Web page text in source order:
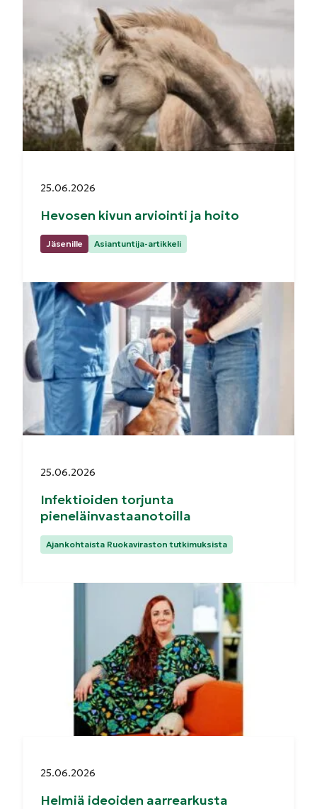
Hevosen kivun arviointi ja hoito
Julkaistu:
25.06.2026
Jäsenille
Kategoriat:Asiantuntija-artikkeli
Infektioiden torjunta
pieneläinvastaanotoilla
Julkaistu:
25.06.2026
Kategoriat:
Ajankohtaista Ruokaviraston tutkimuksista
Helmiä ideoiden aarrearkusta
Julkaistu:
25.06.2026